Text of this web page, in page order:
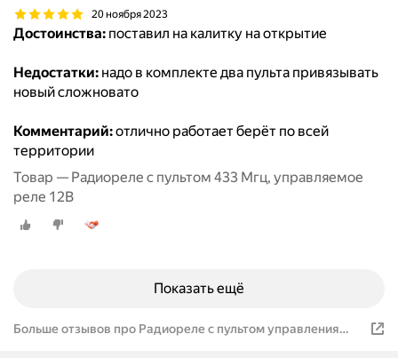
20 ноября 2023
Достоинства: поставил на калитку на открытие
Недостатки: надо в комплекте два пульта привязывать
новый сложновато
Комментарий:отлично работает берёт по всей
территории
Товар — Радиореле с пультом 433 Мгц, управляемое
реле 12В
Показать ещё
Больше отзывов про Радиореле с пультом управления